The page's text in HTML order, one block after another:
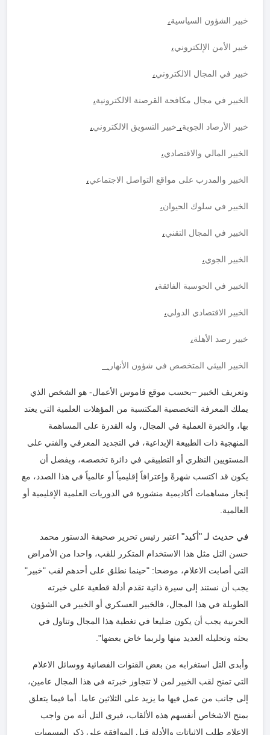
خبير الشؤون السياسية،
خبير الأمن الإلكتروني،
خبير في المجال الالكتروني،
الخبير في مجال مكافحة القرصنة الالكترونية،
خبير الأرصاد الجوية، خبير التسويق الالكتروني،
الخبير المالي والاقتصادي،
الخبير والمدرب على مواقع التواصل الاجتماعي،
الخبير في سلوك الحيوان،
الخبير في المجال التقني،
الخبير الجوي،
الخبير في الحوسبة الفائقة،
الخبير الاقتصادي الدولي،
خبير رصد الأهلة،
الخبير البيئي المتخصص في شؤون الأنهار .
وتعريف الخبير –بحسب موقع قاموس الأعمال- هو الشخص الذي
يملك المعرفة التخصصية المكتسبة من المؤهلات العلمية التي يعتد
بها، والخبرة العملية في المجال، وله القدرة على المساهمة
المنهجية ذات الطبيعة الإبداعية، في التجديد المعرفي والفني على
المستويين النظري أو التطبيقي في دائرة تخصصه، ويفضل أن
يكون قد اكتسب شهرةً وإعترافاً إقليمياً أو عالمياً في هذا الصدد، مع
إنجاز مساهمات أكاديمية منشورة في الدوريات العلمية الإقليمية أو
العالمية.
في حديث لـ "أكيد" اعتبر رئيس تحرير صحيفة الدستور محمد
حسن التل مثل هذا الاستخدام المتكرر للقب، واحدا من الأمراض
التي أصابت الاعلام، موضحا: "حينما نطلق على أحدهم لقب "خبير"
يجب أن نستند إلى سيرة ذاتية تقدم أدلة قطعية على خبرته
الطويلة في هذا المجال، فالخبير العسكري أو الخبير في الشؤون
الحربية يجب أن يكون ضليعا في تغطية هذا المجال وتناول في
بحثه وتحليله العديد منها ولربما خاض بعضها".
وأبدى التل استغرابه من بعض القنوات الفضائية ووسائل الاعلام
التي تمنح لقب الخبير لمن لا تتجاوز خبرته في هذا المجال عامين،
إلى جانب من عمل فيها ما يزيد على الثلاثين عاما. أما فيما يتعلق
بمنح الاشخاص أنفسهم هذه الألقاب، فيرى التل أنه من واجب
الاعلام طلب الاثباتات والأدلة قبل الموافقة على ذكر المسميات